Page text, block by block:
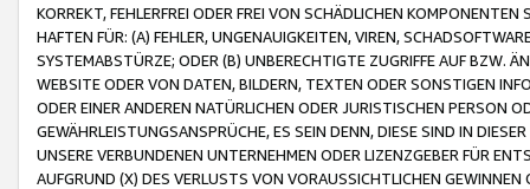
KORREKT, FEHLERFREI ODER FREI VON SCHÄDLICHEN
HAFTEN FÜR: (A) FEHLER, UNGENAUIGKEITEN, VIREN,
SYSTEMABSTÜRZE; ODER (B) UNBERECHTIGTE ZUGRIFFE AUF BZW.
WEBSITE ODER VON DATEN, BILDERN, TEXTEN ODER SONSTIGEN
ODER EINER ANDEREN NATÜRLICHEN ODER JURISTISCHEN PERSON
GEWÄHRLEISTUNGSANSPRÜCHE, ES SEIN DENN, DIESE SIND IN
UNSERE VERBUNDENEN UNTERNEHMEN ODER LIZENZGEBER FÜR
AUFGRUND (X) DES VERLUSTS VON VORAUSSICHTLICHEN